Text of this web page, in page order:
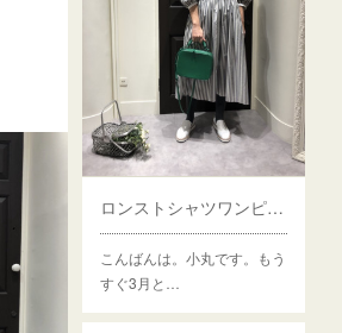
ロンストシャツワンピース
こんばんは。小丸です。もう
すぐ3月と…